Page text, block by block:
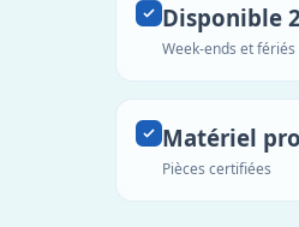
Disponible
Week-ends et fériés
Matériel pro
Pièces certifiées